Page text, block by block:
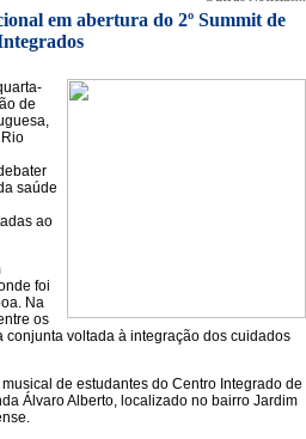
em abertura do 2º Summit de
de
saúde
ao
foi
Na
os
voltada à integração dos cuidados
de estudantes do Centro Integrado de
Álvaro Alberto, localizado no bairro Jardim